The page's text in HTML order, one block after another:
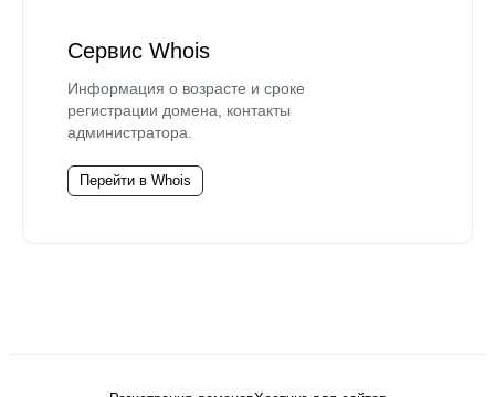
Сервис Whois
Информация о возрасте и сроке
регистрации домена, контакты
администратора.
Перейти в Whois